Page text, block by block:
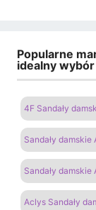
Popularne
idealny wybór
4F Sandały
Sandały
Sandały
Aclys Sandały